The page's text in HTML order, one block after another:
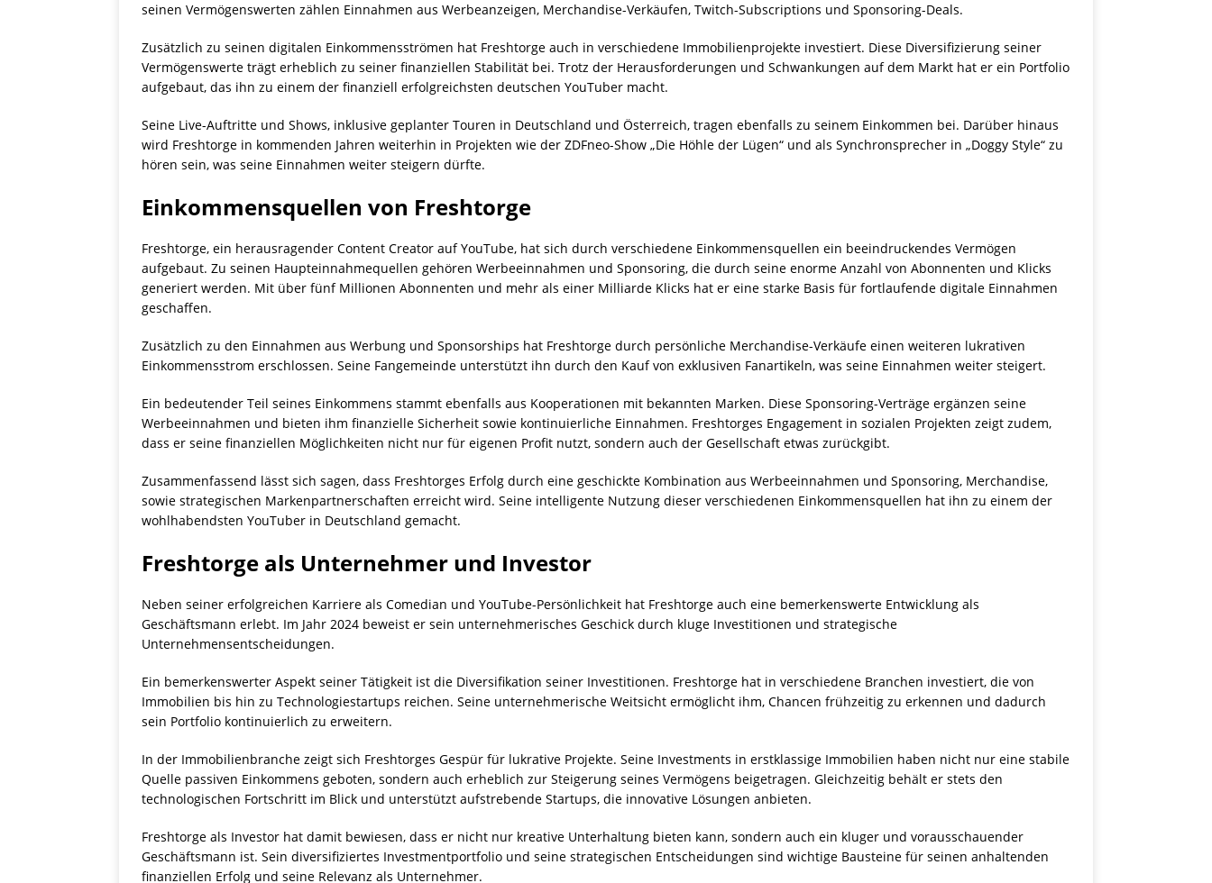
seinen Vermögenswerten zählen Einnahmen aus Werbeanzeigen, Merchandise-Verkäufen, Twitch-Subscriptions und Sponsoring-Deals.
Zusätzlich zu seinen digitalen Einkommensströmen hat Freshtorge auch in verschiedene Immobilienprojekte investiert. Diese Diversifizierung seiner
Vermögenswerte trägt erheblich zu seiner finanziellen Stabilität bei. Trotz der Herausforderungen und Schwankungen auf dem Markt hat er ein Portfolio
aufgebaut, das ihn zu einem der finanziell erfolgreichsten deutschen YouTuber macht.
Seine Live-Auftritte und Shows, inklusive geplanter Touren in Deutschland und Österreich, tragen ebenfalls zu seinem Einkommen bei. Darüber hinaus
wird Freshtorge in kommenden Jahren weiterhin in Projekten wie der ZDFneo-Show „Die Höhle der Lügen“ und als Synchronsprecher in „Doggy Style“ zu
hören sein, was seine Einnahmen weiter steigern dürfte.
Einkommensquellen von Freshtorge
Freshtorge, ein herausragender Content Creator auf YouTube, hat sich durch verschiedene Einkommensquellen ein beeindruckendes Vermögen
aufgebaut. Zu seinen Haupteinnahmequellen gehören Werbeeinnahmen und Sponsoring, die durch seine enorme Anzahl von Abonnenten und Klicks
generiert werden. Mit über fünf Millionen Abonnenten und mehr als einer Milliarde Klicks hat er eine starke Basis für fortlaufende digitale Einnahmen
geschaffen.
Zusätzlich zu den Einnahmen aus Werbung und Sponsorships hat Freshtorge durch persönliche Merchandise-Verkäufe einen weiteren lukrativen
Einkommensstrom erschlossen. Seine Fangemeinde unterstützt ihn durch den Kauf von exklusiven Fanartikeln, was seine Einnahmen weiter steigert.
Ein bedeutender Teil seines Einkommens stammt ebenfalls aus Kooperationen mit bekannten Marken. Diese Sponsoring-Verträge ergänzen seine
Werbeeinnahmen und bieten ihm finanzielle Sicherheit sowie kontinuierliche Einnahmen. Freshtorges Engagement in sozialen Projekten zeigt zudem,
dass er seine finanziellen Möglichkeiten nicht nur für eigenen Profit nutzt, sondern auch der Gesellschaft etwas zurückgibt.
Zusammenfassend lässt sich sagen, dass Freshtorges Erfolg durch eine geschickte Kombination aus Werbeeinnahmen und Sponsoring, Merchandise,
sowie strategischen Markenpartnerschaften erreicht wird. Seine intelligente Nutzung dieser verschiedenen Einkommensquellen hat ihn zu einem der
wohlhabendsten YouTuber in Deutschland gemacht.
Freshtorge als Unternehmer und Investor
Neben seiner erfolgreichen Karriere als Comedian und YouTube-Persönlichkeit hat Freshtorge auch eine bemerkenswerte Entwicklung als
Geschäftsmann erlebt. Im Jahr 2024 beweist er sein unternehmerisches Geschick durch kluge Investitionen und strategische
Unternehmensentscheidungen.
Ein bemerkenswerter Aspekt seiner Tätigkeit ist die Diversifikation seiner Investitionen. Freshtorge hat in verschiedene Branchen investiert, die von
Immobilien bis hin zu Technologiestartups reichen. Seine unternehmerische Weitsicht ermöglicht ihm, Chancen frühzeitig zu erkennen und dadurch
sein Portfolio kontinuierlich zu erweitern.
In der Immobilienbranche zeigt sich Freshtorges Gespür für lukrative Projekte. Seine Investments in erstklassige Immobilien haben nicht nur eine stabile
Quelle passiven Einkommens geboten, sondern auch erheblich zur Steigerung seines Vermögens beigetragen. Gleichzeitig behält er stets den
technologischen Fortschritt im Blick und unterstützt aufstrebende Startups, die innovative Lösungen anbieten.
Freshtorge als Investor hat damit bewiesen, dass er nicht nur kreative Unterhaltung bieten kann, sondern auch ein kluger und vorausschauender
Geschäftsmann ist. Sein diversifiziertes Investmentportfolio und seine strategischen Entscheidungen sind wichtige Bausteine für seinen anhaltenden
finanziellen Erfolg und seine Relevanz als Unternehmer.